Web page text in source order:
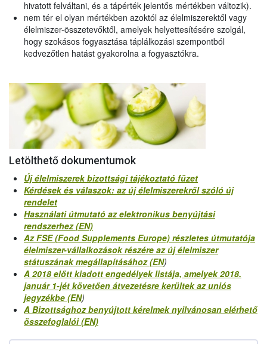
hivatott felváltani, és a tápérték jelentős mértékben változik).
nem tér el olyan mértékben azoktól az élelmiszerektől vagy
élelmiszer-összetevőktől, amelyek helyettesítésére szolgál,
hogy szokásos fogyasztása táplálkozási szempontból
kedvezőtlen hatást gyakorolna a fogyasztókra.
Letölthető dokumentumok
Új élelmiszerek bizottsági tájékoztató füzet
Kérdések és válaszok: az új élelmiszerekről szóló új
rendelet
Használati útmutató az elektronikus benyújtási
rendszerhez (EN)
Az FSE (Food Supplements Europe) részletes útmutatója
élelmiszer-vállalkozások részére az új élelmiszer
státuszának megállapításához (EN)
A 2018 előtt kiadott engedélyek listája, amelyek 2018.
január 1-jét követően átvezetésre kerültek az uniós
jegyzékbe (EN)
A Bizottsághoz benyújtott kérelmek nyilvánosan elérhető
összefoglalói (EN)